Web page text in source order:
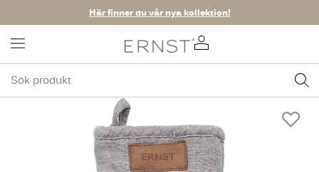
Här finner du vår nya kollektion!